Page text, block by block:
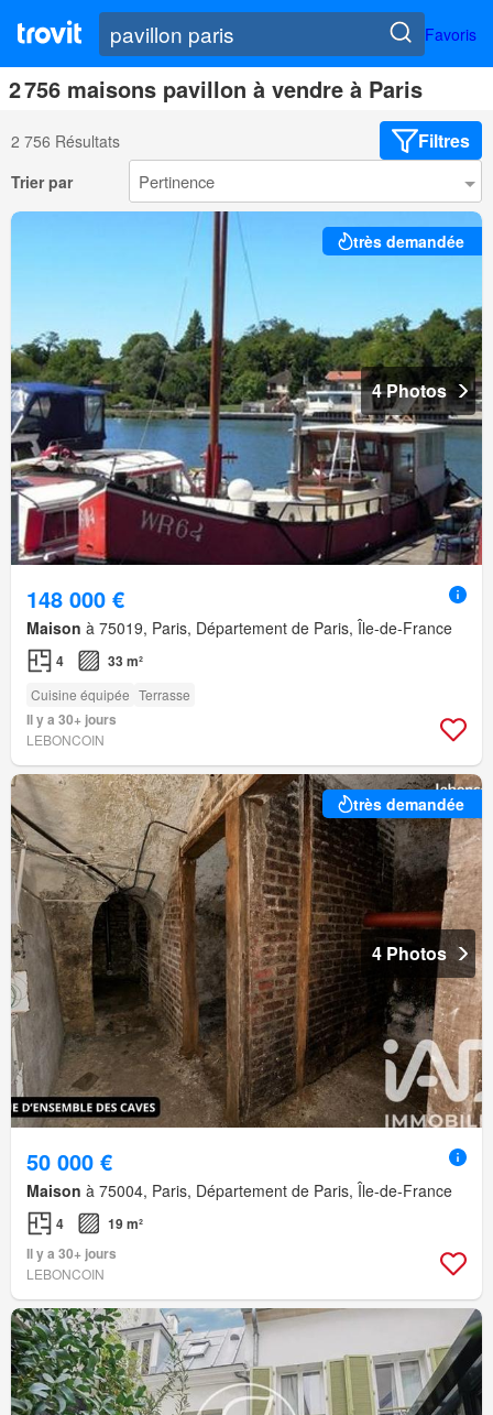
Favoris
2 756 maisons pavillon à vendre à Paris
2 756 Résultats Filtres
Trier par
très demandée
4 Photos
148 000 €
Maison à 75019, Paris, Département de Paris, Île-de-France
4 33 m²
Cuisine équipée Terrasse
Il y a 30+ jours
LEBONCOIN
très demandée
4 Photos
50 000 €
Maison à 75004, Paris, Département de Paris, Île-de-France
4
19 m²
Il y a 30+ jours
LEBONCOIN